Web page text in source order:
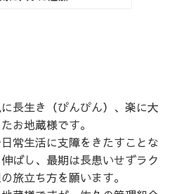
長生き（ぴんぴん）、楽に大
お地蔵様です。
常生活に支障をきたすことな
ばし、最期は長患いせずラク
旅立ち方を願います。